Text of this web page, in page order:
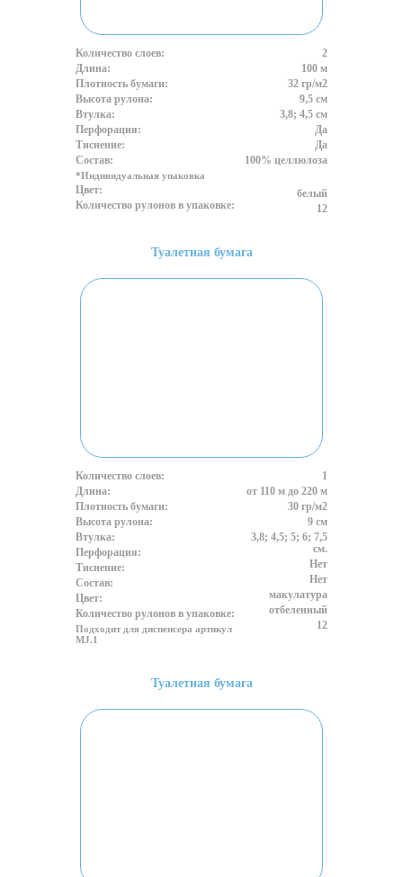
Количество слоев:
Длина:
Плотность бумаги:
Высота рулона:
Втулка:
Перфорация:
Тиснение:
Состав:
*Индивидуальная упаковка
Цвет:
Количество рулонов в упаковке:
2
100 м
32 гр/м2
9,5 см
3,8; 4,5 см
Да
Да
100% целлюлоза
белый
12
Туалетная бумага
Количество слоев:
Длина:
Плотность бумаги:
Высота рулона:
Втулка:
Перфорация:
Тиснение:
Состав:
Цвет:
Количество рулонов в упаковке:
Подходит для диспенсера артикул
MJ.1
1
от 110 м до 220 м
30 гр/м2
9 см
3,8; 4,5; 5; 6; 7,5
см.
Нет
Нет
макулатура
отбеленный
12
Туалетная бумага